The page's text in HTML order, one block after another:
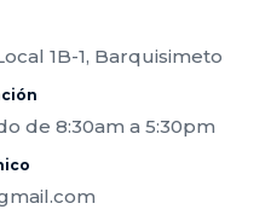
1B-1, Barquisimeto
de 8:30am a 5:30pm